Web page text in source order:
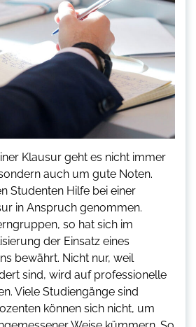
Klausur geht es nicht immer
auch um gute Noten.
Studenten Hilfe bei einer
in Anspruch genommen.
so hat sich im
der Einsatz eines
bewährt. Nicht nur, weil
sind, wird auf professionelle
Viele Studiengänge sind
können sich nicht, um